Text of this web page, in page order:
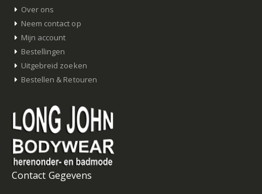
Over ons
Neem contact op
Mijn account
Bestellingen
Uitgebreid zoeken
Bestellen & Retouren
Contact Gegevens